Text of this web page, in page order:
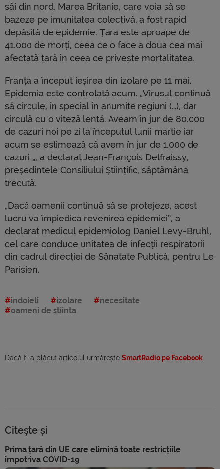
săi din nord. Marea Britanie, care voia să se
bazeze pe imunitatea colectivă, a fost rapid
depășită de epidemie. Țara este aproape de
41.000 de morți, ceea ce o face a doua cea mai
afectată țară în ceea ce privește mortalitatea.
Franța a început ieșirea din izolare pe 11 mai.
Epidemia este controlată acum. „Virusul continuă
să circule, în special în anumite regiuni (…), dar
circulă cu o viteză lentă. Aveam în jur de 80.000
de cazuri noi pe zi la începutul lunii martie iar
acum se estimează că avem în jur de 1.000 de
cazuri „, a declarat Jean-François Delfraissy,
președintele Consiliului Științific, săptămâna
trecută.
„Dacă oamenii continuă să se protejeze, acest
lucru va împiedica revenirea epidemiei”, a
declarat medicul epidemiolog Daniel Levy-Bruhl,
cel care conduce unitatea de infecții respiratorii
din cadrul direcției de Sănatate Publică, pentru Le
Parisien.
indoieli izolare
necesitate
oameni de știinta
Dacă ti-a plăcut articolul urmărește SmartRadio pe Facebook
Citește și
Prima țară din UE care elimină toate restricțiile
împotriva COVID-19